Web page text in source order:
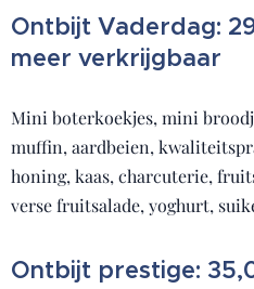
Ontbijt Vaderdag:
meer verkrijgbaar
Mini boterkoekjes, mini
muffin, aardbeien,
honing, kaas, charcuterie,
verse fruitsalade, yoghurt,
Ontbijt prestige: